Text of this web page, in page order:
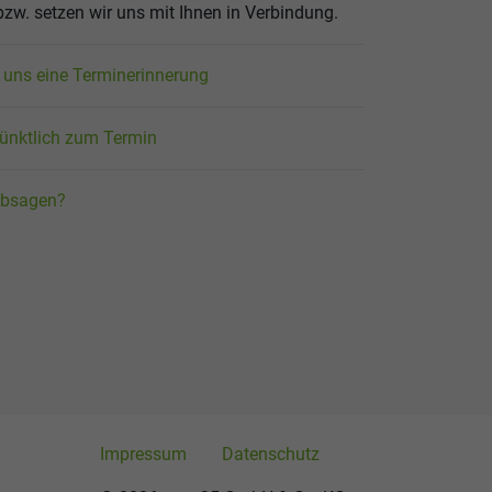
setzen wir uns mit Ihnen in Verbindung.
uns eine Terminerinnerung
zum Termin
Impressum Datenschutz